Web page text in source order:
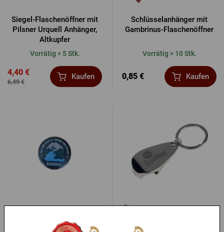
Siegel-Flaschenöffner mit
Pilsner Urquell Anhänger,
Altkupfer
Vorrätig > 5 Stk.
6,49 €
4,40 € Kaufen
Schlüsselanhänger mit
Gambrinus-Flaschenöffner
Vorrätig > 10 Stk.
0,85 € Kaufen
Flaschenöffner Radegast
Magnet bunt
Öffner Pilsner Urquell in der